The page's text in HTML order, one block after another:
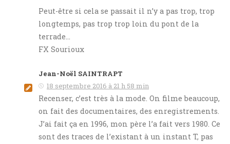
Peut-être si cela se passait il n’y a pas trop, trop
longtemps, pas trop trop loin du pont de la
terrade…
FX Sourioux
Jean-Noël SAINTRAPT
18 septembre 2016 à 21 h 58 min
Recenser, c’est très à la mode. On filme beaucoup,
on fait des documentaires, des enregistrements.
J’ai fait ça en 1996, mon père l’a fait vers 1980. Ce
sont des traces de l’existant à un instant T, pas